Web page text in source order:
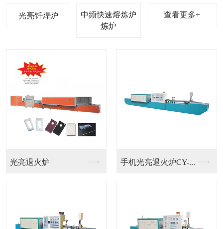
光亮钎焊炉 中频快速熔炼炉 查看更多+
光亮退火炉 手机光亮退火炉CY-...